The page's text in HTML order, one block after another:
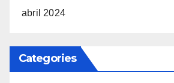
abril 2024
Categories